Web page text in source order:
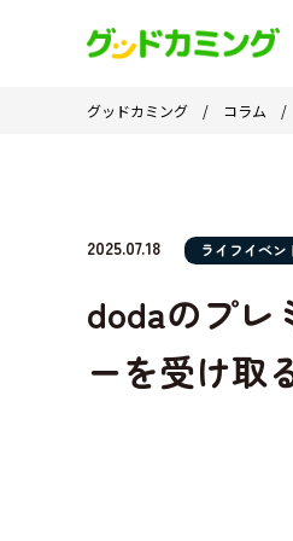
グッドカミング / コラム /
2025.07.18 ライフイベン
dodaのプレ
ーを受け取